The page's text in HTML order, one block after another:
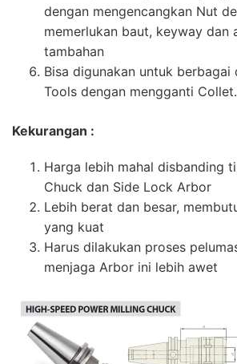
dengan mengencangkan Nut
memerlukan baut, keyway dan
tambahan
Bisa digunakan untuk
Tools dengan mengganti Collet.
Kekurangan :
Harga lebih mahal disbanding
Chuck dan Side Lock Arbor
Lebih berat dan besar,
yang kuat
Harus dilakukan proses
menjaga Arbor ini lebih awet